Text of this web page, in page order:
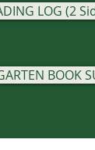
BOOK
LOG (2